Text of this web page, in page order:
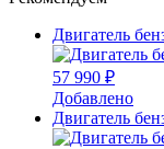
Двигатель
57 990 ₽
Добавлено
Двигатель